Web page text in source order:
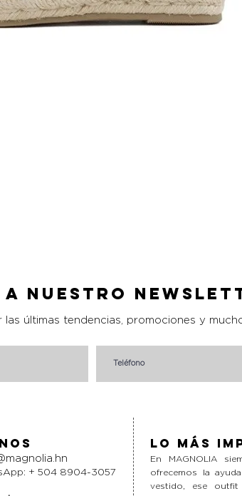
a nuestro
las últimas tendencias, promociones y
+ 504 8904-3057
Lo más
En MAGNOLIA
ofrecemos la
vestido, ese